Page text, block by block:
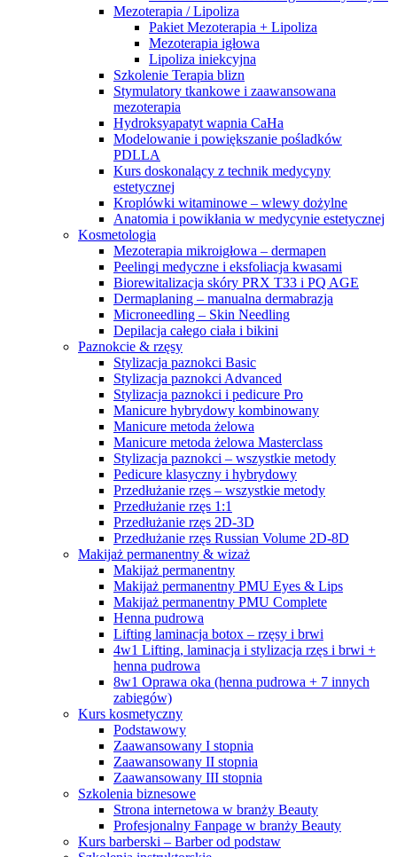
Mezoterapia / Lipoliza
Pakiet Mezoterapia + Lipoliza
Mezoterapia igłowa
Lipoliza iniekcyjna
Szkolenie Terapia blizn
Stymulatory tkankowe i zaawansowana
mezoterapia
Hydroksyapatyt wapnia CaHa
Modelowanie i powiększanie pośladków
PDLLA
Kurs doskonalący z technik medycyny
estetycznej
Kroplówki witaminowe – wlewy dożylne
Anatomia i powikłania w medycynie estetycznej
Kosmetologia
Mezoterapia mikroigłowa – dermapen
Peelingi medyczne i eksfoliacja kwasami
Biorewitalizacja skóry PRX T33 i PQ AGE
Dermaplaning – manualna dermabrazja
Microneedling – Skin Needling
Depilacja całego ciała i bikini
Paznokcie & rzęsy
Stylizacja paznokci Basic
Stylizacja paznokci Advanced
Stylizacja paznokci i pedicure Pro
Manicure hybrydowy kombinowany
Manicure metoda żelowa
Manicure metoda żelowa Masterclass
Stylizacja paznokci – wszystkie metody
Pedicure klasyczny i hybrydowy
Przedłużanie rzęs – wszystkie metody
Przedłużanie rzęs 1:1
Przedłużanie rzęs 2D-3D
Przedłużanie rzęs Russian Volume 2D-8D
Makijaż permanentny & wizaż
Makijaż permanentny
Makijaż permanentny PMU Eyes & Lips
Makijaż permanentny PMU Complete
Henna pudrowa
Lifting laminacja botox – rzęsy i brwi
4w1 Lifting, laminacja i stylizacja rzęs i brwi +
henna pudrowa
8w1 Oprawa oka (henna pudrowa + 7 innych
zabiegów)
Kurs kosmetyczny
Podstawowy
Zaawansowany I stopnia
Zaawansowany II stopnia
Zaawansowany III stopnia
Szkolenia biznesowe
Strona internetowa w branży Beauty
Profesjonalny Fanpage w branży Beauty
Kurs barberski – Barber od podstaw